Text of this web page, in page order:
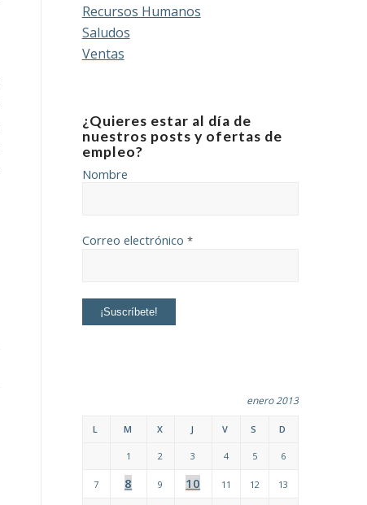
Recursos Humanos
Saludos
Ventas
¿Quieres estar al día de
nuestros posts y ofertas de
empleo?
Nombre
Correo electrónico *
enero 2013
L M X J V S D
1 2 3 4 5 6
7 8 9 10 11 12 13